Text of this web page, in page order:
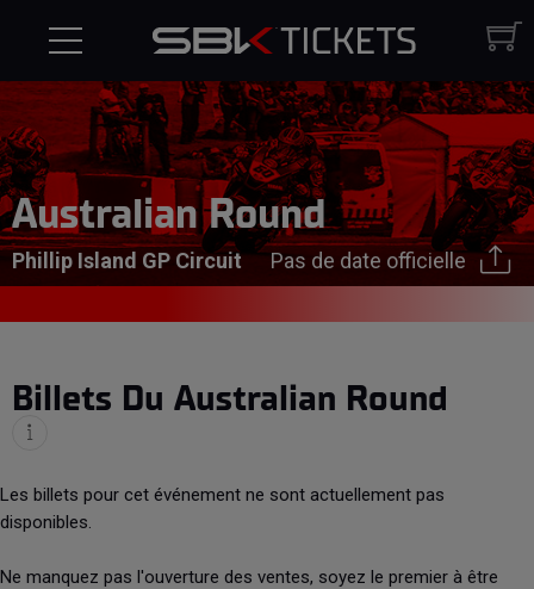
Australian Round
Phillip Island GP Circuit Pas de date officielle
Billets Du Australian Round
Les billets pour cet événement ne sont actuellement pas
disponibles.
Ne manquez pas l'ouverture des ventes, soyez le premier à être